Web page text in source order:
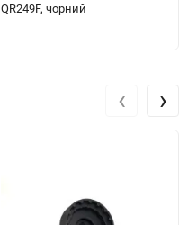
QR249F, чорний
‹ ›